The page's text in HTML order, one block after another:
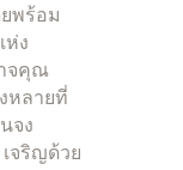
พร้อม
ห่ง
จคุณ
หลายที่
จง
จริญด้วย